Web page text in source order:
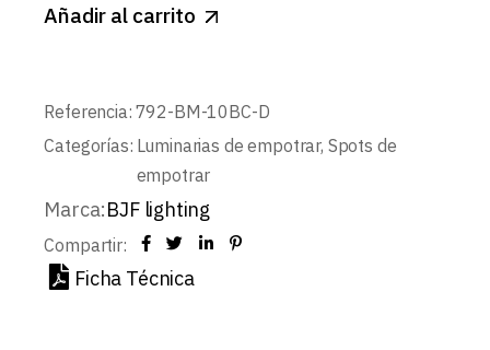
Añadir al carrito
Referencia: 792-BM-10BC-D
Categorías: Luminarias de empotrar, Spots de
empotrar
Marca:BJF lighting
Compartir:
Ficha Técnica